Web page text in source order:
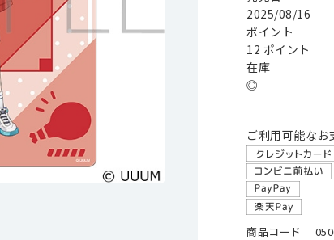
2025/08/16
ポイント
12 ポイント
在庫
◎
ご利用可能なお
商品コード